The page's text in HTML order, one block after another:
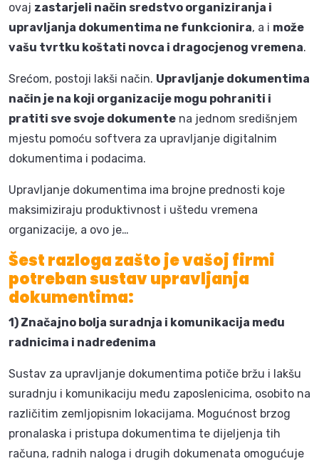
ovaj zastarjeli način sredstvo organiziranja i
upravljanja dokumentima ne funkcionira, a i može
vašu tvrtku koštati novca i dragocjenog vremena.
Srećom, postoji lakši način. Upravljanje dokumentima
način je na koji organizacije mogu pohraniti i
pratiti sve svoje dokumente na jednom središnjem
mjestu pomoću softvera za upravljanje digitalnim
dokumentima i podacima.
Upravljanje dokumentima ima brojne prednosti koje
maksimiziraju produktivnost i uštedu vremena
organizacije, a ovo je…
Šestrazloga zašto je vašoj firmi
potreban sustav upravljanja
dokumentima:
1) Značajno bolja suradnja i komunikacija među
radnicima i nadređenima
Sustav za upravljanje dokumentima potiče bržu i lakšu
suradnju i komunikaciju među zaposlenicima, osobito na
različitim zemljopisnim lokacijama. Mogućnost brzog
pronalaska i pristupa dokumentima te dijeljenja tih
računa, radnih naloga i drugih dokumenata omogućuje